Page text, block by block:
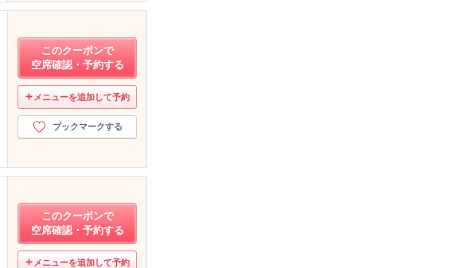
このクーポンで
空席確認・予約する
メニューを追加して予約
ブックマークする
このクーポンで
空席確認・予約する
メニューを追加して予約